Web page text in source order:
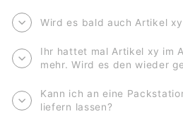
Wird es bald auch Artikel xy
Ihr hattet mal Artikel xy im
mehr. Wird es den wieder
Kann ich an eine
liefern lassen?